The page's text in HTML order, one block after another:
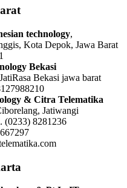
technology,
Kota Depok, Jawa Barat
Bekasi
Bekasi jawa barat
& Citra Telematika
Jatiwangi
(0233) 8281236